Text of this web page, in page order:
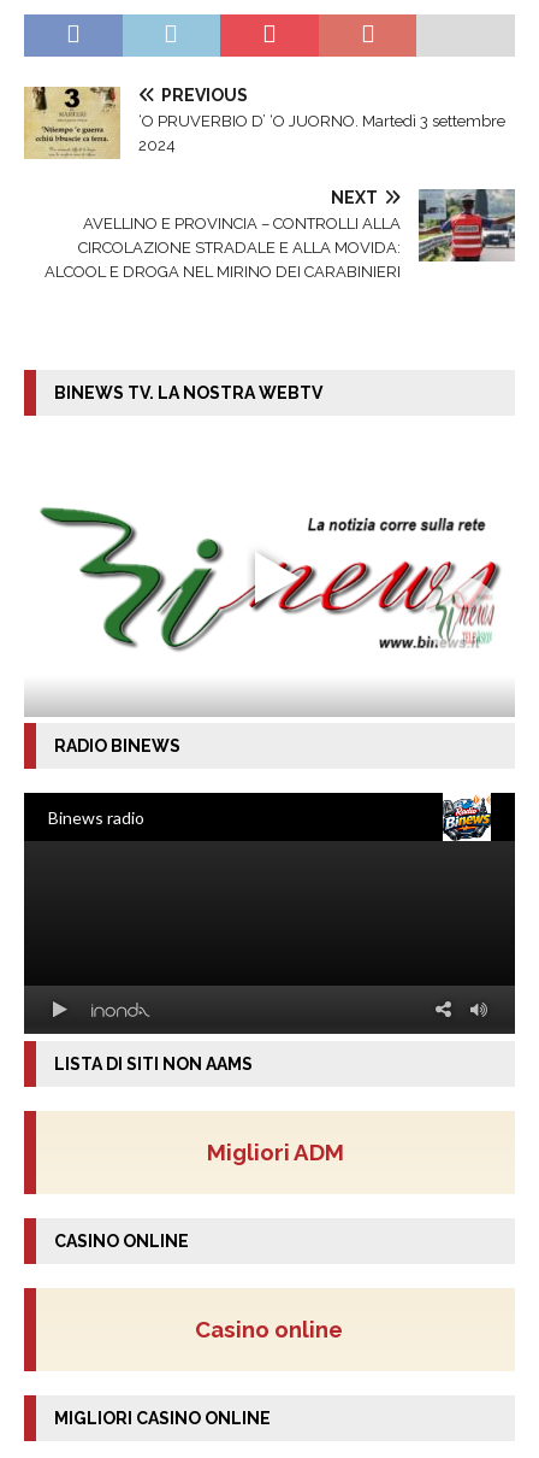
PREVIOUS
‘O PRUVERBIO D’ ‘O JUORNO. Martedì 3 settembre
2024
NEXT
AVELLINO E PROVINCIA – CONTROLLI ALLA
CIRCOLAZIONE STRADALE E ALLA MOVIDA:
ALCOOL E DROGA NEL MIRINO DEI CARABINIERI
BINEWS TV. LA NOSTRA WEBTV
RADIO BINEWS
LISTA DI SITI NON AAMS
Migliori ADM
CASINO ONLINE
Casino online
MIGLIORI CASINO ONLINE